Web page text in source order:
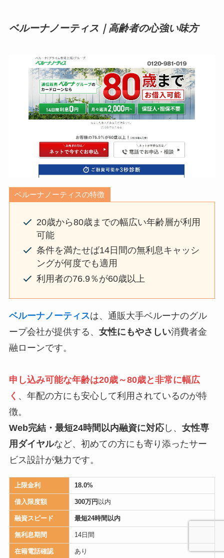
ベルーナノーティス｜ 高齢者の心強い味方
ベルーナノーティスの特徴
20歳から80歳までの幅広い年齢層が利用
可能
条件を満たせば14日間の無利息キャッシ
ングが何度でも適用
利用者の76.9％が60歳以上
ベルーナノーティスは、通販大手ベルーナのグル
ープ会社が提供する、 女性にもやさしい消費者金
融ローンです。
申し込み可能な年齢は20歳～80歳と非常に幅広
く 、年配の方にも安心して利用されているのが特
徴。
Web完結・最短24時間以内融資に対応し、 女性専
用ダイヤルなど、初めての方にも寄り添ったサー
ビス設計が魅力です。
上限金利 18.0%
借入限度額 300万円 以内
融資スピード 最短24時間以内
無利息期間 14日間
在籍電話確認 あり